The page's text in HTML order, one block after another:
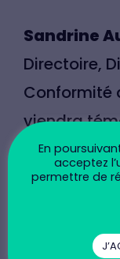
Sandrine
Directoire,
Conformité
viendra
réalisés et
23 janvier
Hélène
En
acceptez
permettre de